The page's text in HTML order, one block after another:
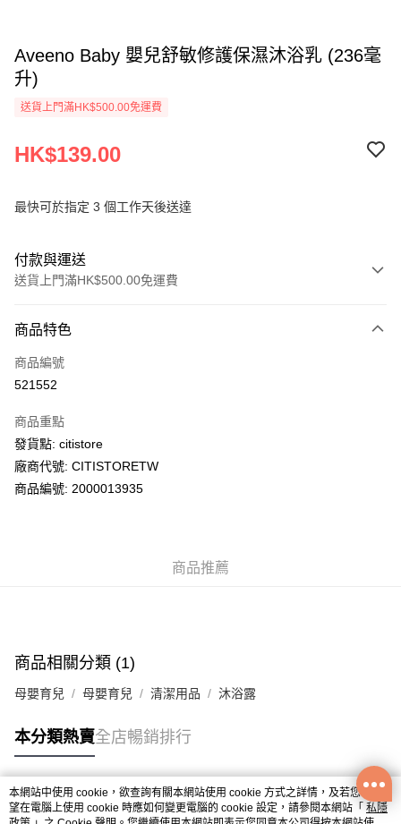
Aveeno Baby 嬰兒舒敏修護保濕沐浴乳 (236毫
升)
送貨上門滿HK$500.00免運費
HK$139.00
最快可於指定 3 個工作天後送達
付款與運送
送貨上門滿HK$500.00免運費
信用卡
AlipayHK
WeChat Pay
送貨方式
每筆HK$50.00，滿HK$200.00或以上免運費
UNY 門市自取
商品特色
商品編號
521552
商品重點
發貨點: citistore
廠商代號: CITISTORETW
商品編號: 2000013935
商品推薦
商品相關分類 (1)
母嬰育兒 母嬰育兒 清潔用品 沐浴露
本分類熱賣全店暢銷排行
熱門標籤
本網站中使用 cookie，欲查詢有關本網站使用 cookie 方式之詳情，及若您不希
望在電腦上使用 cookie 時應如何變更電腦的 cookie 設定，請參閱本網站「 私隱